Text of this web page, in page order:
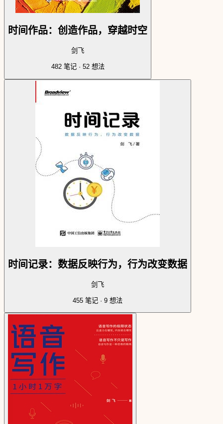
时间作品：创造作品，穿越时空
剑飞
482笔记 · 52想法
时间记录：数据反映行为，行为改变数据
剑飞
455 笔记 · 9 想法